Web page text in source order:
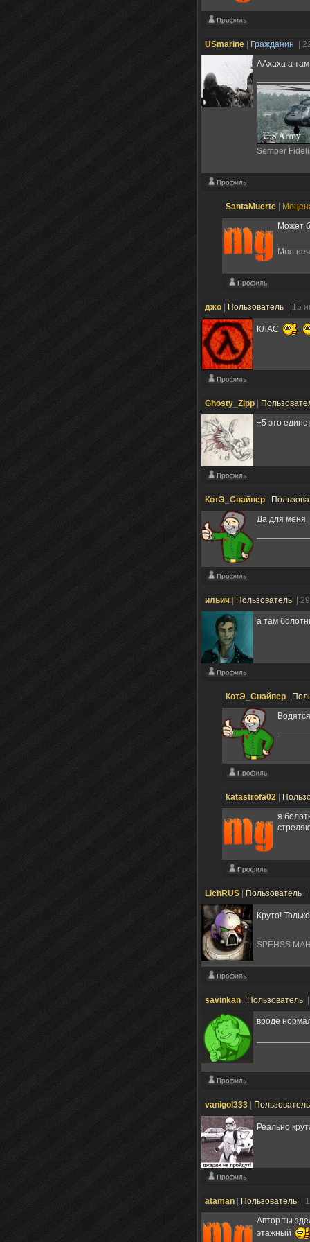
USmarine Гражданин
|
ААхаха а там
Semper
SantaMuerte
Может
Мне
джо Пользователь | 15
КЛАС
Ghosty_Zipp
+5 это
КотЭ_Снайпер
Да для меня,
ильич Пользователь |
а там
КотЭ_Снайпер
katastrofa02
я
LichRUS Пользователь
Круто!
SPEHSS
savinkan Пользователь
вроде
vanigol333
Реально
ataman Пользователь
|
Автор ты
этажный